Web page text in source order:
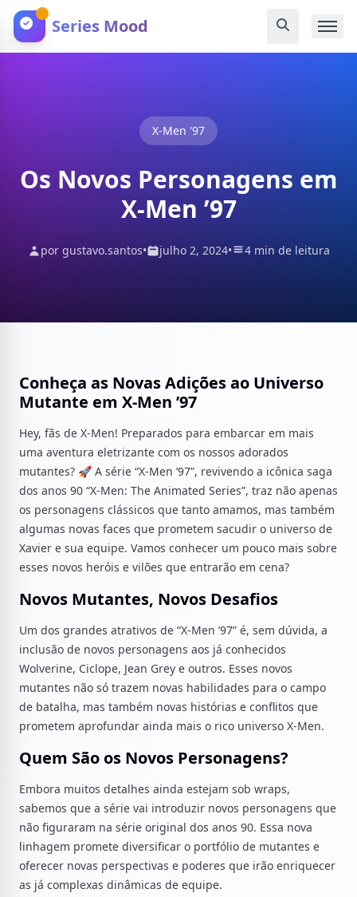
Series Mood
X-Men '97
Os Novos Personagens em
X-Men ’97
por gustavo.santos• julho 2, 2024• 4 min de leitura
Conheça as Novas Adições ao Universo
Mutante em X-Men ’97
Hey, fãs de X-Men! Preparados para embarcar em mais
uma aventura eletrizante com os nossos adorados
mutantes? 🚀 A série “X-Men ’97”, revivendo a icônica saga
dos anos 90 “X-Men: The Animated Series”, traz não apenas
os personagens clássicos que tanto amamos, mas também
algumas novas faces que prometem sacudir o universo de
Xavier e sua equipe. Vamos conhecer um pouco mais sobre
esses novos heróis e vilões que entrarão em cena?
Novos Mutantes, Novos Desafios
Um dos grandes atrativos de “X-Men ’97” é, sem dúvida, a
inclusão de novos personagens aos já conhecidos
Wolverine, Ciclope, Jean Grey e outros. Esses novos
mutantes não só trazem novas habilidades para o campo
de batalha, mas também novas histórias e conflitos que
prometem aprofundar ainda mais o rico universo X-Men.
Quem São os Novos Personagens?
Embora muitos detalhes ainda estejam sob wraps,
sabemos que a série vai introduzir novos personagens que
não figuraram na série original dos anos 90. Essa nova
linhagem promete diversificar o portfólio de mutantes e
oferecer novas perspectivas e poderes que irão enriquecer
as já complexas dinâmicas de equipe.